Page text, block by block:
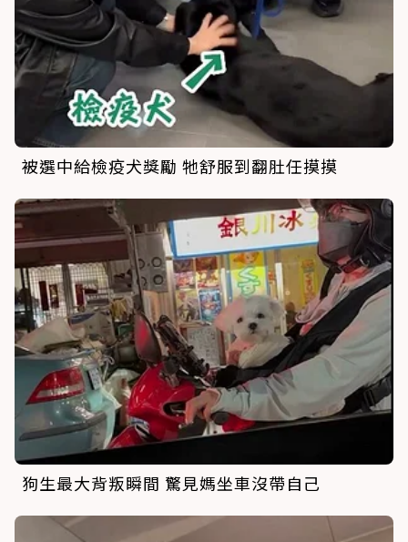
被選中給檢疫犬獎勵 牠舒服到翻肚任摸摸
狗生最大背叛瞬間 驚見媽坐車沒帶自己